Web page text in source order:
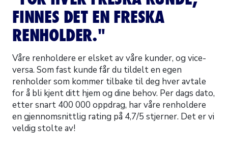
FINNES DET EN FRESKA
RENHOLDER."
Våre renholdere er elsket av våre kunder, og vice-
versa. Som fast kunde får du tildelt en egen
renholder som kommer tilbake til deg hver avtale
for å bli kjent ditt hjem og dine behov. Per dags dato,
etter snart 400 000 oppdrag, har våre renholdere
en gjennomsnittlig rating på 4,7/5 stjerner. Det er vi
veldig stolte av!